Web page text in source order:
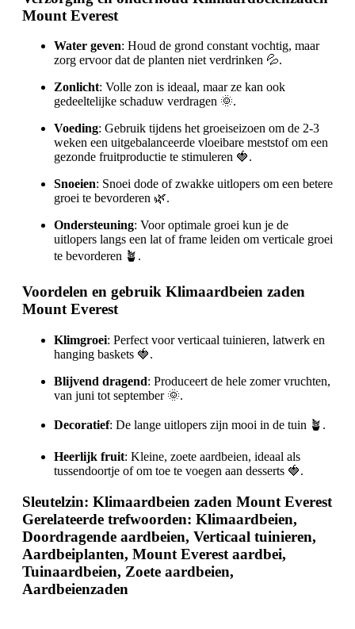
Mount Everest
Water geven: Houd de grond constant vochtig, maar
zorg ervoor dat de planten niet verdrinken 💦.
Zonlicht: Volle zon is ideaal, maar ze kan ook
gedeeltelijke schaduw verdragen 🌞.
Voeding: Gebruik tijdens het groeiseizoen om de 2-3
weken een uitgebalanceerde vloeibare meststof om een
gezonde fruitproductie te stimuleren 🍓.
Snoeien: Snoei dode of zwakke uitlopers om een betere
groei te bevorderen 🌿.
Ondersteuning: Voor optimale groei kun je de
uitlopers langs een lat of frame leiden om verticale groei
te bevorderen 🪴.
Voordelen en gebruik Klimaardbeien zaden
Mount Everest
Klimgroei: Perfect voor verticaal tuinieren, latwerk en
hanging baskets 🍓.
Blijvend dragend: Produceert de hele zomer vruchten,
van juni tot september 🌞.
Decoratief: De lange uitlopers zijn mooi in de tuin 🪴.
Heerlijk fruit: Kleine, zoete aardbeien, ideaal als
tussendoortje of om toe te voegen aan desserts 🍓.
Sleutelzin: Klimaardbeien zaden Mount Everest
Gerelateerde trefwoorden: Klimaardbeien,
Doordragende aardbeien, Verticaal tuinieren,
Aardbeiplanten, Mount Everest aardbei,
Tuinaardbeien, Zoete aardbeien,
Aardbeienzaden